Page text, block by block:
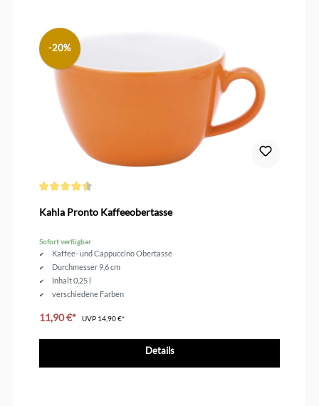
-20%
Kahla Pronto Kaffeeobertasse
Sofort verfügbar
Kaffee- und Cappuccino Obertasse
Durchmesser 9,6 cm
Inhalt 0,25 l
verschiedene Farben
11,90 €* UVP 14,90 €*
Details